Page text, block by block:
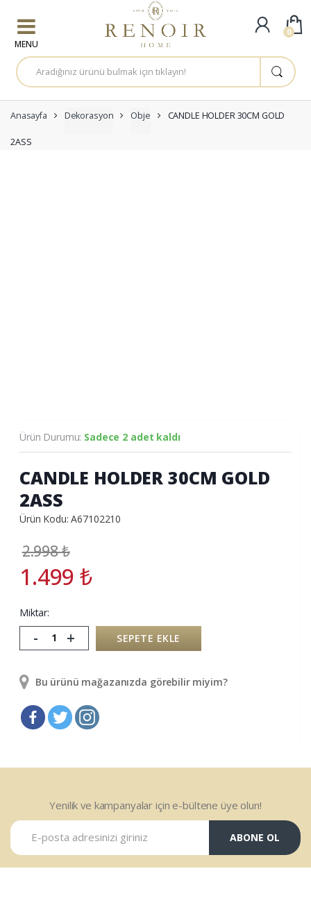
A
r
a
a
:
Anasayfa Dekorasyon Obje CANDLE HOLDER 30CM GOLD
2ASS
Ürün Durumu: Sadece 2 adet kaldı
CANDLE HOLDER 30CM GOLD
2ASS
Ürün Kodu: A67102210
2.998₺
1.499₺
Miktar:
- + SEPETE EKLE
Bu ürünü mağazanızda görebilir miyim?
Yenilik ve kampanyalar için e-bültene üye olun!
ABONE OL
0